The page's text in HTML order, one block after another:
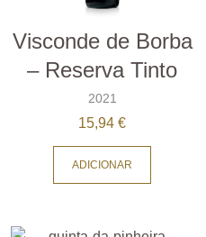
Visconde de Borba
– Reserva Tinto
2021
15,94€
ADICIONAR